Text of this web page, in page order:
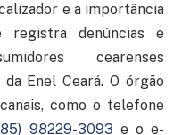
e a importância
registra denúncias e
cearenses
Enel Ceará. O órgão
como o telefone
98229-3093 e o e-